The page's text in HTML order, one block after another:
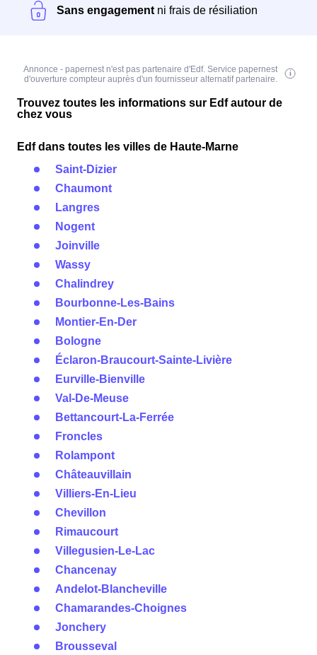
Sans engagement ni frais de résiliation
Annonce - papernest n'est pas partenaire d'Edf. Service papernest
d'ouverture compteur auprès d'un fournisseur alternatif partenaire.
Trouvez toutes les informations sur Edf autour de
chez vous
Edf dans toutes les villes de Haute-Marne
Saint-Dizier
Chaumont
Langres
Nogent
Joinville
Wassy
Chalindrey
Bourbonne-Les-Bains
Montier-En-Der
Bologne
Éclaron-Braucourt-Sainte-Livière
Eurville-Bienville
Val-De-Meuse
Bettancourt-La-Ferrée
Froncles
Rolampont
Châteauvillain
Villiers-En-Lieu
Chevillon
Rimaucourt
Villegusien-Le-Lac
Chancenay
Andelot-Blancheville
Chamarandes-Choignes
Jonchery
Brousseval